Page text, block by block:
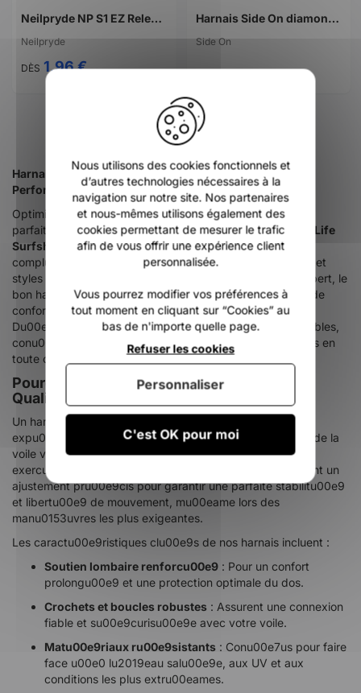
Neilpryde NP S1 EZ Release Buckle Strap
Neilpryde
DÈS 1,96 €
Harnais Side On diamond head noir
Side On
Harnais Kitesurf : Confort, Su00e9curitu00e9 et
Performance u2013 One Life Surfshop
Optimisez vos sessions de kitesurf avec un harnais
parfaitement adaptu00e9 u00e0 vos besoins. Chez
One Life
Surfshop
, nous vous proposons une su00e9lection
complu00e8te de
harnais kitesurfpour tous les niveaux et
styles de pratique. Que vous soyez du00e9butant ou expert, le
bon harnais fait toute la diffu00e9rence en matiu00e8re de
confort, de performance et de su00e9curitu00e9.
Du00e9couvrez nos modu00e8les ergonomiques et durables,
conu00e7us pour vous permettre de repousser vos limites en
toute confiance.
Pourquoi Choisir un Harnais de Kitesurf de
Qualitu00e9 ?
Un harnais de kitesurf joue un ru00f4le crucial dans votre
expu00e9rience sur lu2019eau. Il transfu00e8re la force de la
voile vers votre corps, tout en ru00e9duisant la pression
exercu00e9e sur vos bras. Nos
offrent un
ajustement pru00e9cis pour garantir une parfaite stabilitu00e9
et libertu00e9 de mouvement, mu00eame lors des
manu0153uvres les plus exigeantes.
Les caractu00e9ristiques clu00e9s de nos harnais incluent :
Soutien lombaire renforcu00e9 : Pour un confort
prolongu00e9 et une protection optimale du dos.
Crochets et boucles robustes : Assurent une connexion
fiable et su00e9curisu00e9e avec votre voile.
Matu00e9riaux ru00e9sistants : Conu00e7us pour faire
face u00e0 lu2019eau salu00e9e, aux UV et aux
conditions les plus extru00eames.
Nous utilisons des cookies fonctionnels et
d’autres technologies nécessaires à la
navigation sur notre site. Nos partenaires
et nous-mêmes utilisons également des
cookies permettant de mesurer le trafic
afin de vous offrir une expérience client
personnalisée.
Vous pourrez modifier vos préférences à
tout moment en cliquant sur “Cookies” au
bas de n'importe quelle page.
C'est OK pour moi
Refuser les cookies
Personnaliser